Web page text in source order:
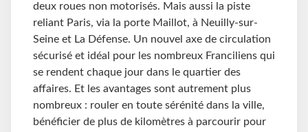
deux roues non motorisés. Mais aussi la piste
reliant Paris, via la porte Maillot, à Neuilly-sur-
Seine et La Défense. Un nouvel axe de circulation
sécurisé et idéal pour les nombreux Franciliens qui
se rendent chaque jour dans le quartier des
affaires. Et les avantages sont autrement plus
nombreux : rouler en toute sérénité dans la ville,
bénéficier de plus de kilomètres à parcourir pour